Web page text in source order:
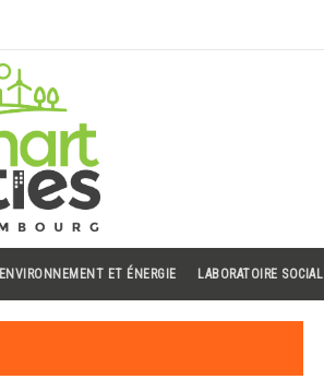
ENVIRONNEMENT ET ÉNERGIE LABORATOIRE SOCIAL